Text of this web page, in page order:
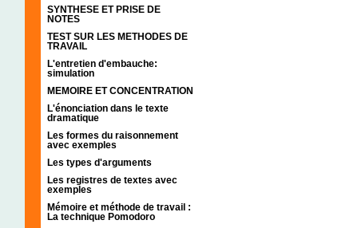
SYNTHESE ET PRISE DE
NOTES
TEST SUR LES METHODES DE
TRAVAIL
L'entretien d'embauche:
simulation
MEMOIRE ET CONCENTRATION
L'énonciation dans le texte
dramatique
Les formes du raisonnement
avec exemples
Les types d'arguments
Les registres de textes avec
exemples
Mémoire et méthode de travail :
La technique Pomodoro